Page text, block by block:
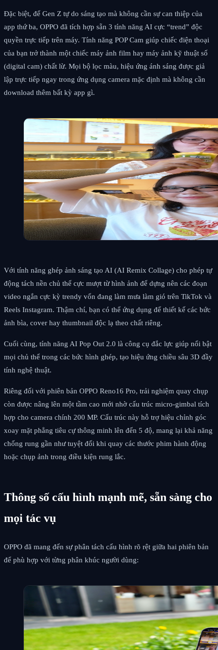
Đặc biệt, để Gen Z tự do sáng tạo mà không cần sự can thiệp của
app thứ ba, OPPO đã tích hợp sẵn 3 tính năng AI cực “trend” độc
quyền trực tiếp trên máy. Tính năng POP Cam giúp chiếc điện thoại
của bạn trở thành một chiếc máy ảnh film hay máy ảnh kỹ thuật số
(digital cam) chất lừ. Mọi bộ lọc màu, hiệu ứng ánh sáng được giả
lập trực tiếp ngay trong ứng dụng camera mặc định mà không cần
download thêm bất kỳ app gì.
Với tính năng ghép ảnh sáng tạo AI (AI Remix Collage) cho phép tự
động tách nền chủ thể cực mượt từ hình ảnh để dựng nên các đoạn
video ngắn cực kỳ trendy vốn đang làm mưa làm gió trên TikTok và
Reels Instagram. Thậm chí, bạn có thể ứng dụng để thiết kế các bức
ảnh bìa, cover hay thumbnail độc lạ theo chất riêng.
Cuối cùng, tính năng AI Pop Out 2.0 là công cụ đắc lực giúp nổi bật
mọi chủ thể trong các bức hình ghép, tạo hiệu ứng chiều sâu 3D đầy
tính nghệ thuật.
Riêng đối với phiên bản OPPO Reno16 Pro, trải nghiệm quay chụp
còn được nâng lên một tầm cao mới nhờ cấu trúc micro-gimbal tích
hợp cho camera chính 200 MP. Cấu trúc này hỗ trợ hiệu chỉnh góc
xoay mặt phẳng tiêu cự thông minh lên đến 5 độ, mang lại khả năng
chống rung gần như tuyệt đối khi quay các thước phim hành động
hoặc chụp ảnh trong điều kiện rung lắc.
Thông số cấu hình mạnh mẽ, sẵn sàng cho
mọi tác vụ
OPPO đã mang đến sự phân tách cấu hình rõ rệt giữa hai phiên bản
để phù hợp với từng phân khúc người dùng: